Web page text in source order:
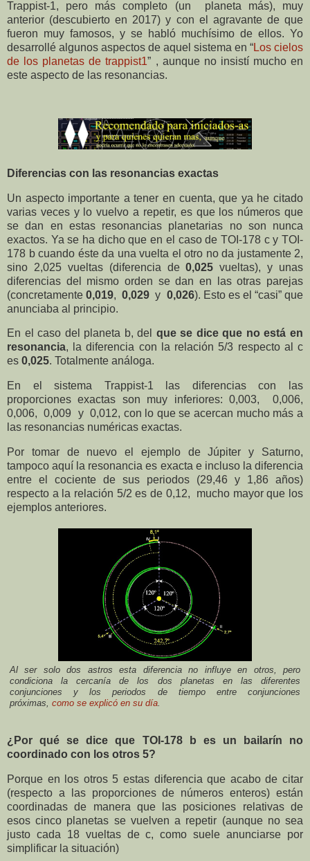
Trappist-1, pero más completo (un
planeta más), muy
anterior (descubierto en 2017) y con el agravante de que
fueron muy famosos, y se habló muchísimo de ellos. Yo
desarrollé algunos aspectos de aquel sistema en “Los cielos
de los planetas de trappist1” , aunque no insistí mucho en
este aspecto de las resonancias.
Diferencias con las resonancias exactas
Un aspecto importante a tener en cuenta, que ya he citado
varias veces y lo vuelvo a repetir, es que los números que
se dan en estas resonancias planetarias no son nunca
exactos. Ya se ha dicho que en el caso de TOI-178 c y TOI-
178 b cuando éste da una vuelta el otro no da justamente 2,
sino 2,025 vueltas (diferencia de0,025 vueltas), y unas
diferencias del mismo orden se dan en las otras parejas
(concretamente0,019,0,029 y 0,026). Esto es el “casi” que
anunciaba al principio.
En el caso del planeta b, del que se dice que no está en
resonancia, la diferencia con la relación 5/3 respecto al c
es 0,025. Totalmente análoga.
En el sistema Trappist-1 las diferencias con las
proporciones exactas son muy inferiores: 0,003, 0,006,
0,006, 0,009 y 0,012, con lo que se acercan mucho más a
las resonancias numéricas exactas.
Por tomar de nuevo el ejemplo de Júpiter y Saturno,
tampoco aquí la resonancia es exacta e incluso la diferencia
entre el cociente de sus periodos (29,46 y 1,86 años)
respecto a la relación 5/2 es de 0,12, mucho mayor que los
ejemplos anteriores.
Al ser solo dos astros esta diferencia no influye en otros, pero
condiciona la cercanía de los dos planetas en las diferentes
conjunciones y los periodos de tiempo entre conjunciones
próximas, como se explicó en su día.
¿Por qué se dice que TOI-178 b es un bailarín no
coordinado con los otros 5?
Porque en los otros 5 estas diferencia que acabo de citar
(respecto a las proporciones de números enteros) están
coordinadas de manera que las posiciones relativas de
esos cinco planetas se vuelven a repetir (aunque no sea
justo cada 18 vueltas de c, como suele anunciarse por
simplificar la situación)